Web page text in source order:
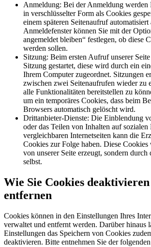
Anmeldung: Bei der Anmeldung werden
in verschlüsselter Form als Cookies
einem späteren Seitenaufruf
Anmeldefenster können Sie mit der
angemeldet bleiben“ festlegen, ob diese
werden sollen.
Sitzung: Beim ersten Aufruf unserer
Sitzung gestartet, diese wird durch ein
Ihrem Computer zugeordnet. Sitzungen
zwischen zwei Seitenaufrufen wieder zu
alle Funktionalitäten bereitstellen zu
um ein temporäres Cookies, dass beim
Browsers automatisch gelöscht wird.
Drittanbieter-Dienste: Die Einblendung
oder das Teilen von Inhalten auf
vergleichbaren Internetseiten kann die
Cookies zur Folge haben. Diese
von unserer Seite erzeugt, sondern
selbst.
Wie Sie Cookies
entfernen
Cookies können in den Einstellungen Ihres
verwaltet und entfernt werden. Darüber hinaus
Einstellungen das Speichern von Cookies
deaktivieren. Bitte entnehmen Sie der